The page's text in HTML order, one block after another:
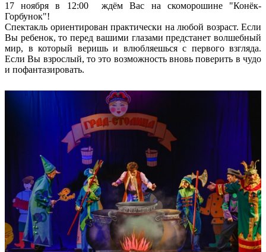
17 ноября в 12:00 ждём Вас на скоморошине "Конёк-
Горбунок"!
Спектакль ориентирован практически на любой возраст. Если
Вы ребенок, то перед вашими глазами предстанет волшебный
мир, в который веришь и влюбляешься с первого взгляда.
Если Вы взрослый, то это возможность вновь поверить в чудо
и пофантазировать.